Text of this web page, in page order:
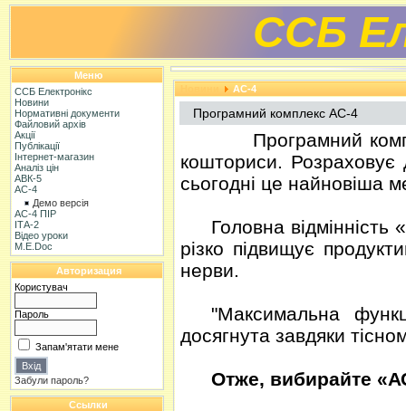
ССБ
Меню
ССБ Електронікс
Новини
Нормативні документи
Файловий архів
Акції
Публікації
Інтернет-магазин
Аналіз цін
АВК-5
АС-4
Демо версія
АС-4 ПІР
ІТА-2
Відео уроки
M.E.Doc
Авторизация
Користувач
Пароль
Запам'ятати мене
Забули пароль?
Ссылки
АС-4
Програмний комплекс АС-4
Програмний
кошториси. Розраховує
сьогодні це найновіша
Головна
різко підвищує
нерви.
"Максимальна
досягнута завдяки
Отже, вибирайте